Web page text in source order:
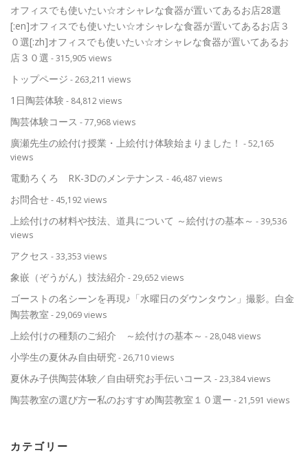
オフィスでも使いたい☆オシャレな食器が置いてあるお店28選
[:en]オフィスでも使いたい☆オシャレな食器が置いてあるお店３
０選[:zh]オフィスでも使いたい☆オシャレな食器が置いてあるお
店３０選 - 315,905 views
トップページ - 263,211 views
1日陶芸体験 - 84,812 views
陶芸体験コース - 77,968 views
廣瀬先生の絵付け授業・上絵付け体験始まりました！ - 52,165
views
電動ろくろ RK-3Dのメンテナンス - 46,487 views
お問合せ- 45,192 views
上絵付けの材料や技法、道具について ～絵付けの基本～ - 39,536
views
アクセス - 33,353 views
象嵌（ぞうがん）技法紹介 - 29,652 views
ゴーストの名シーンを再現♪「水曜日のダウンタウン」撮影。白金
陶芸教室 - 29,069 views
上絵付けの種類のご紹介 ～絵付けの基本～ - 28,048 views
小学生の夏休み自由研究- 26,710 views
夏休み子供陶芸体験／自由研究お手伝いコース - 23,384 views
陶芸教室の選び方ー私のおすすめ陶芸教室１０選ー - 21,591 views
カテゴリー